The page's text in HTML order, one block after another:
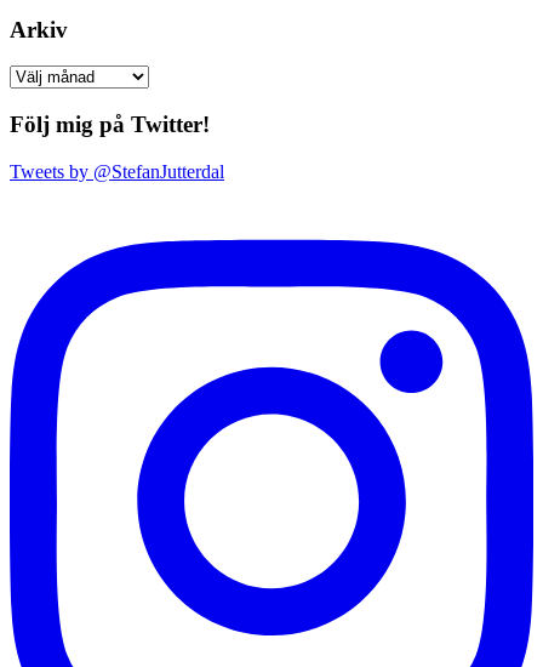
Arkiv
Arkiv
Följ mig på Twitter!
Tweets by @StefanJutterdal